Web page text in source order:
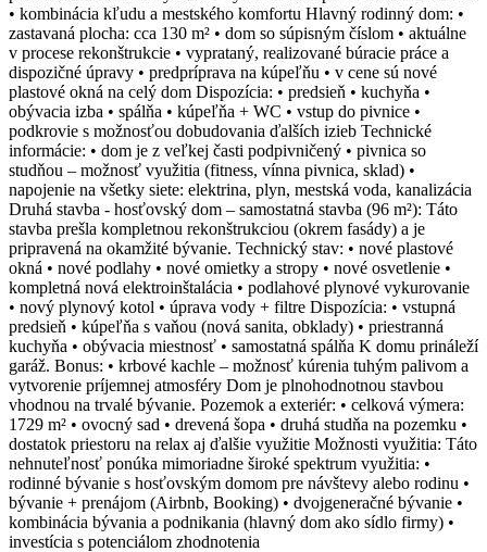
• kombinácia kľudu a mestského komfortu Hlavný rodinný dom: •
zastavaná plocha: cca 130 m² • dom so súpisným číslom • aktuálne
v procese rekonštrukcie • vyprataný, realizované búracie práce a
dispozičné úpravy • predpríprava na kúpeľňu • v cene sú nové
plastové okná na celý dom Dispozícia: • predsieň • kuchyňa •
obývacia izba • spálňa • kúpeľňa + WC • vstup do pivnice •
podkrovie s možnosťou dobudovania ďalších izieb Technické
informácie: • dom je z veľkej časti podpivničený • pivnica so
studňou – možnosť využitia (fitness, vínna pivnica, sklad) •
napojenie na všetky siete: elektrina, plyn, mestská voda, kanalizácia
Druhá stavba - hosťovský dom – samostatná stavba (96 m²): Táto
stavba prešla kompletnou rekonštrukciou (okrem fasády) a je
pripravená na okamžité bývanie. Technický stav: • nové plastové
okná • nové podlahy • nové omietky a stropy • nové osvetlenie •
kompletná nová elektroinštalácia • podlahové plynové vykurovanie
• nový plynový kotol • úprava vody + filtre Dispozícia: • vstupná
predsieň • kúpeľňa s vaňou (nová sanita, obklady) • priestranná
kuchyňa • obývacia miestnosť • samostatná spálňa K domu prináleží
garáž. Bonus: • krbové kachle – možnosť kúrenia tuhým palivom a
vytvorenie príjemnej atmosféry Dom je plnohodnotnou stavbou
vhodnou na trvalé bývanie. Pozemok a exteriér: • celková výmera:
1729 m² • ovocný sad • drevená šopa • druhá studňa na pozemku •
dostatok priestoru na relax aj ďalšie využitie Možnosti využitia: Táto
nehnuteľnosť ponúka mimoriadne široké spektrum využitia: •
rodinné bývanie s hosťovským domom pre návštevy alebo rodinu •
bývanie + prenájom (Airbnb, Booking) • dvojgeneračné bývanie •
kombinácia bývania a podnikania (hlavný dom ako sídlo firmy) •
investícia s potenciálom zhodnotenia